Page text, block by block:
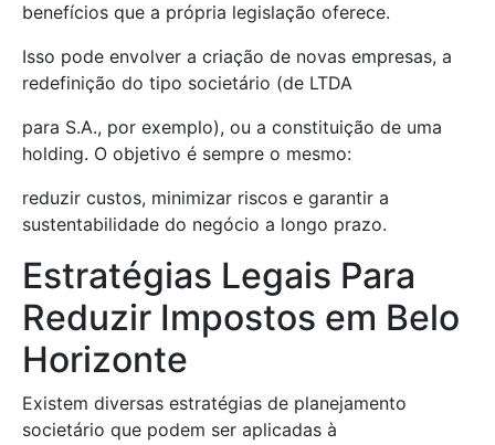
benefícios que a própria legislação oferece.
Isso pode envolver a criação de novas empresas, a
redefinição do tipo societário (de LTDA
para S.A., por exemplo), ou a constituição de uma
holding. O objetivo é sempre o mesmo:
reduzir custos, minimizar riscos e garantir a
sustentabilidade do negócio a longo prazo.
Estratégias Legais Para
Reduzir Impostos em Belo
Horizonte
Existem diversas estratégias de planejamento
societário que podem ser aplicadas à